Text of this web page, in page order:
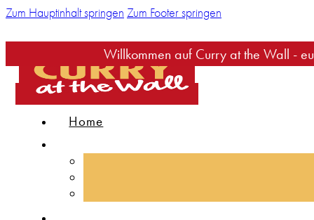
Zum Hauptinhalt springen Zum Footer springen
Willkommen auf Curry at the Wall - eure Seite
Home